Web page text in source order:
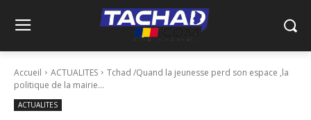
Accueil ACTUALITES
Tchad /Quand la jeunesse perd son espace ,la
politique de la mairie...
ACTUALITES